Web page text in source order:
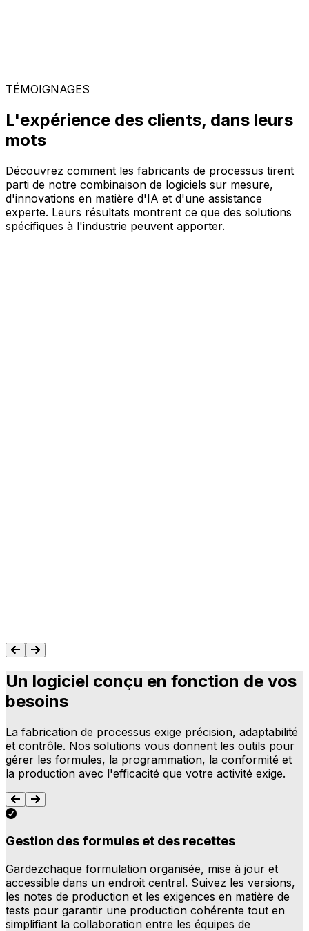
TÉMOIGNAGES
L'expérience des clients, dans leurs
mots
Découvrez comment les fabricants de processus tirent
parti de notre combinaison de logiciels sur mesure,
d'innovations en matière d'IA et d'une assistance
experte. Leurs résultats montrent ce que des solutions
spécifiques à l'industrie peuvent apporter.
Un logiciel conçu en fonction de vos
besoins
La fabrication de processus exige précision, adaptabilité
et contrôle. Nos solutions vous donnent les outils pour
gérer les formules, la programmation, la conformité et
la production avec l'efficacité que votre activité exige.
Gestion des formules et des recettes
Gardezchaque formulation organisée, mise à jour et
accessible dans un endroit central. Suivez les versions,
les notes de production et les exigences en matière de
tests pour garantir une production cohérente tout en
simplifiant la collaboration entre les équipes de